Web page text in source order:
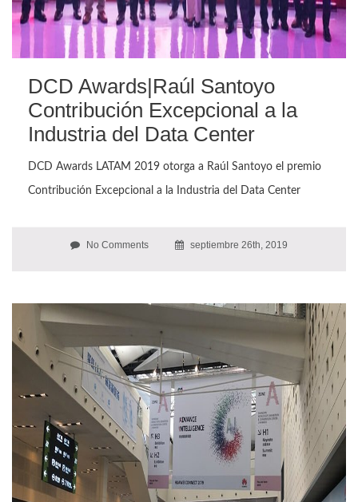
DCD Awards|Raúl Santoyo
Contribución Excepcional a la
Industria del Data Center
DCD Awards LATAM 2019 otorga a Raúl Santoyo el premio
Contribución Excepcional a la Industria del Data Center
No Comments septiembre 26th, 2019